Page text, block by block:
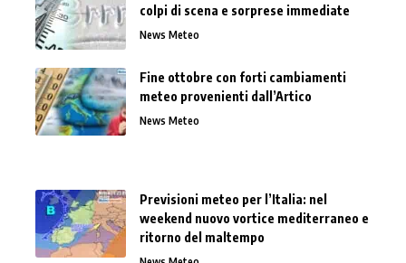
colpi di scena e sorprese immediate
News Meteo
Fine ottobre con forti cambiamenti
meteo provenienti dall’Artico
News Meteo
Previsioni meteo per l’Italia: nel
weekend nuovo vortice mediterraneo e
ritorno del maltempo